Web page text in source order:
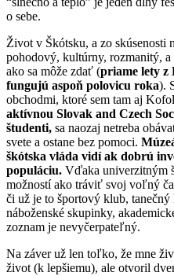
o sebe.
Život v Škótsku, a zo skúsenosti
pohodový, kultúrny, rozmanitý,
ako sa môže zdať (priame lety z
fungujú aspoň polovicu roka).
obchodmi, ktoré sem tam aj
aktívnou Slovak and Czech
študenti, sa naozaj netreba
svete a ostane bez pomoci.
škótska vláda vidí ak dobrú
populáciu. Vďaka univerzitným
možností ako tráviť svoj voľný
či už je to športový klub,
náboženské skupinky,
zoznam je nevyčerpateľný.
Na záver už len toľko, že mne
život (k lepšiemu), ale otvoril